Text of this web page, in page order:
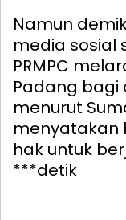
Namun
media sosial
PRMPC
Padang bagi
menurut
menyatakan
hak untuk
***detik